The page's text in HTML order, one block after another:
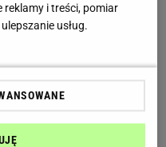
Moskwy ostrzega. "To
"WSJ": Putin może
tej jesieni
reklamy i treści, pomiar
usług.